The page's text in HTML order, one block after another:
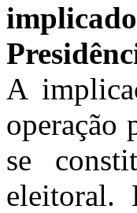
A
operação
se
eleitoral.